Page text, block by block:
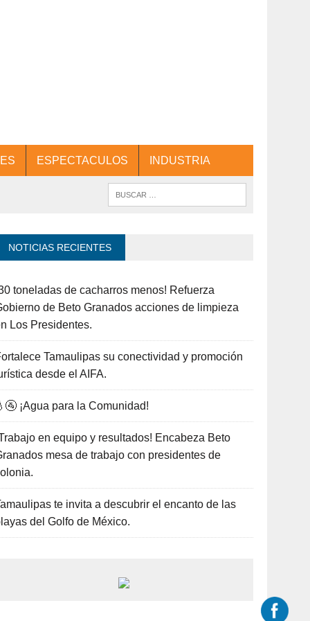
ESPECTACULOS INDUSTRIA
NOTICIAS RECIENTES
toneladas de cacharros menos! Refuerza
de Beto Granados acciones de limpieza
Los Presidentes.
Tamaulipas su conectividad y promoción
desde el AIFA.
¡Agua para la Comunidad!
en equipo y resultados! Encabeza Beto
mesa de trabajo con presidentes de
te invita a descubrir el encanto de las
del Golfo de México.